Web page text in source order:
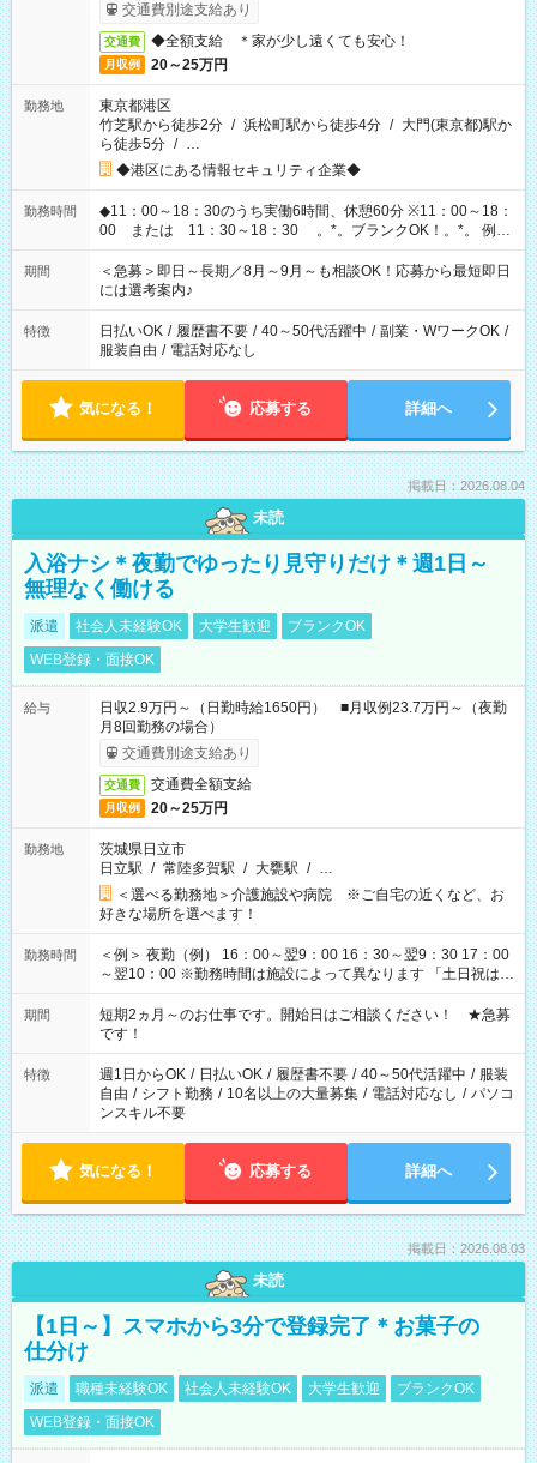
交通費別途支給あり
交通費 ◆全額支給 ＊家が少し遠くても安心！
月収例 20～25万円
勤務地
東京都港区
竹芝駅から徒歩2分 / 浜松町駅から徒歩4分 / 大門(東京都)駅か
ら徒歩5分 / …
◆港区にある情報セキュリティ企業◆
勤務時間
◆11：00～18：30のうち実働6時間、休憩60分 ※11：00～18：
00 または 11：30～18：30 。*。ブランクOK！。*。 例え
ば前職が、 在宅/財団法人/事務/コールセンター/受付/販売/カフェ
スタッフ スイーツ販売/ホテルフロント/化粧品販売/など 様々な
業界から入社して活躍されています♪
期間
＜急募＞即日～長期／8月～9月～も相談OK！応募から最短即日
には選考案内♪
特徴 日払いOK / 履歴書不要 / 40～50代活躍中 / 副業・WワークOK /
服装自由 / 電話対応なし
気になる！ 応募する 詳細へ
掲載日：2026.08.04
未読
入浴ナシ＊夜勤でゆったり見守りだけ＊週1日～
無理なく働ける
派遣 社会人未経験OK 大学生歓迎
ブランクOK
WEB登録・面接OK
給与
日収2.9万円～（日勤時給1650円） ■月収例23.7万円～（夜勤
月8回勤務の場合）
交通費別途支給あり
交通費 交通費全額支給
月収例 20～25万円
勤務地
茨城県日立市
日立駅 / 常陸多賀駅 / 大甕駅 / …
＜選べる勤務地＞介護施設や病院 ※ご自宅の近くなど、お
好きな場所を選べます！
勤務時間
＜例＞ 夜勤（例） 16：00～翌9：00 16：30～翌9：30 17：00
～翌10：00 ※勤務時間は施設によって異なります 「土日祝は休
みたい」 「しっかり稼ぎたい」 「もう少し遅い時間から始めた
い」など ご希望にあったお仕事をご案内いたします。 ※未経験
の方の場合は1～2ヶ月間は日中での仕事を経験いただき、 お
仕事に慣れてからの夜勤になります。 ★家庭の都合でお休みが
必要な場合も遠慮なくご相談ください。
期間
短期2ヵ月～のお仕事です。開始日はご相談ください！ ★急募
です！
特徴 週1日からOK / 日払いOK / 履歴書不要 / 40～50代活躍中 / 服装
自由 / シフト勤務 / 10名以上の大量募集 / 電話対応なし / パソコ
ンスキル不要
気になる！ 応募する 詳細へ
掲載日：2026.08.03
未読
【1日～】スマホから3分で登録完了＊お菓子の
仕分け
派遣 職種未経験OK 社会人未経験OK 大学生歓迎
ブランクOK
WEB登録・面接OK